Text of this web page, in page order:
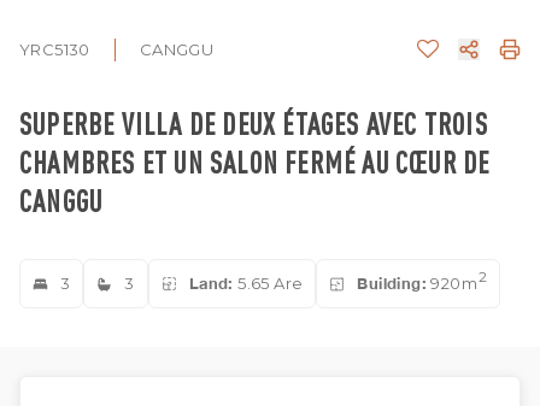
YRC5130 CANGGU
SUPERBE VILLA DE DEUX ÉTAGES AVEC TROIS
CHAMBRES ET UN SALON FERMÉ AU CŒUR DE
CANGGU
3 3 Land: 5.65 Are Building: 920m2